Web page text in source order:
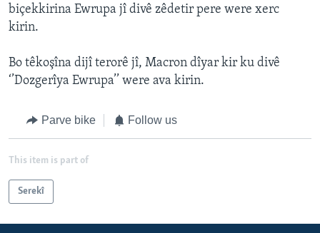
biçekkirina Ewrupa jî divê zêdetir pere were xerc
kirin.
Bo têkoşîna dijî terorê jî, Macron dîyar kir ku divê
‘’Dozgerîya Ewrupa’’ were ava kirin.
Parve bike Follow us
This item is part of
Serekî